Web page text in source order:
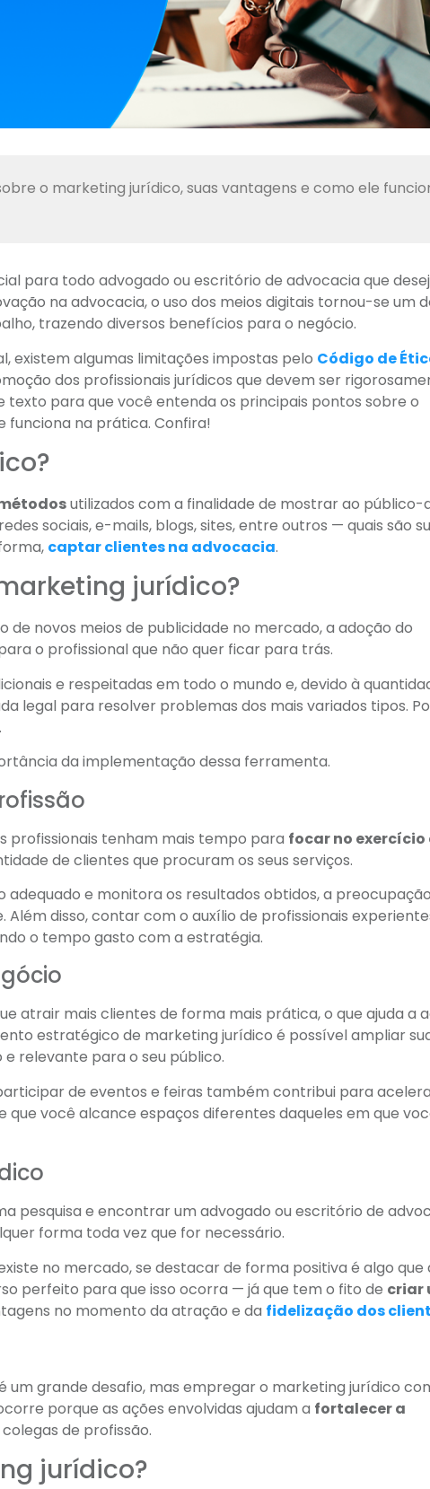
o marketing jurídico, suas vantagens e como ele
para todo advogado ou escritório de advocacia que
na advocacia, o uso dos meios digitais tornou-se um
trazendo diversos benefícios para o negócio.
existem algumas limitações impostas pelo Código de
dos profissionais jurídicos que devem ser
texto para que você entenda os principais pontos sobre o
funciona na prática. Confira!
utilizados com a finalidade de mostrar ao público-
sociais, e-mails, blogs, sites, entre outros — quais são
captar clientes na advocacia.
jurídico?
novos meios de publicidade no mercado, a adoção do
o profissional que não quer ficar para trás.
e respeitadas em todo o mundo e, devido à
legal para resolver problemas dos mais variados tipos.
.
da implementação dessa ferramenta.
profissionais tenham mais tempo para focar no exercício
de clientes que procuram os seus serviços.
e monitora os resultados obtidos, a
disso, contar com o auxílio de profissionais
o tempo gasto com a estratégia.
atrair mais clientes de forma mais prática, o que ajuda a
estratégico de marketing jurídico é possível ampliar
relevante para o seu público.
de eventos e feiras também contribui para
você alcance espaços diferentes daqueles em que
pesquisa e encontrar um advogado ou escritório de
forma toda vez que for necessário.
no mercado, se destacar de forma positiva é algo que
perfeito para que isso ocorra — já que tem o fito de criar
no momento da atração e da fidelização dos
grande desafio, mas empregar o marketing jurídico
porque as ações envolvidas ajudam a fortalecer a
de profissão.
jurídico?